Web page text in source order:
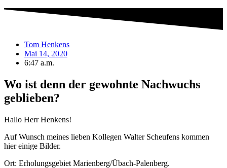
Tom Henkens
Mai 14, 2020
6:47 a.m.
Wo ist denn der gewohnte Nachwuchs
geblieben?
Hallo Herr Henkens!
Auf Wunsch meines lieben Kollegen Walter Scheufens kommen
hier einige Bilder.
Ort: Erholungsgebiet Marienberg/Übach-Palenberg.